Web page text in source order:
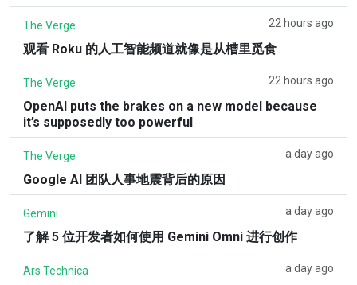
The Verge 22 hours ago
观看 Roku 的人工智能频道就像是从槽里觅食
The Verge 22 hours ago
OpenAI puts the brakes on a new model because
it’s supposedly too powerful
The Verge a day ago
Google AI 团队人事地震背后的原因
Gemini a day ago
了解 5 位开发者如何使用 Gemini Omni 进行创作
Ars Technica a day ago